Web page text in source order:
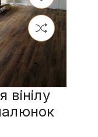
вінілу